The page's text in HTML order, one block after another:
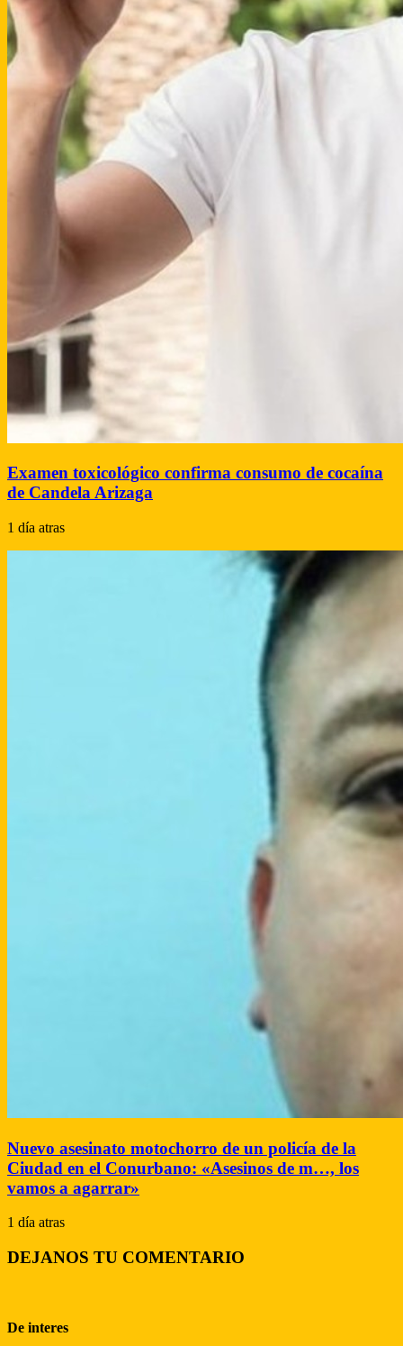
Examen toxicológico confirma consumo de cocaína
de Candela Arizaga
1 día atras
Nuevo asesinato motochorro de un policía de la
Ciudad en el Conurbano: «Asesinos de m…, los
vamos a agarrar»
1 día atras
DEJANOS TU COMENTARIO
De interes